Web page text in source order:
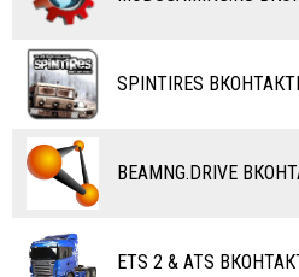
ВЕЛОСИПЕДЫ
ТАНКИ
ПОЕЗДА
ВОДНЫЙ ТРАНСПОРТ
ТЮНИНГ
КАРТЫ SPINTIRES
BEAMNG.DRIVE
ETS 2 & ATS